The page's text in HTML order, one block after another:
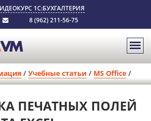
1С:БУХГАЛТЕРИЯ
8 (962) 211-56-75
/ Учебные статьи / MS Office /
ПЕЧАТНЫХ ПОЛЕЙ